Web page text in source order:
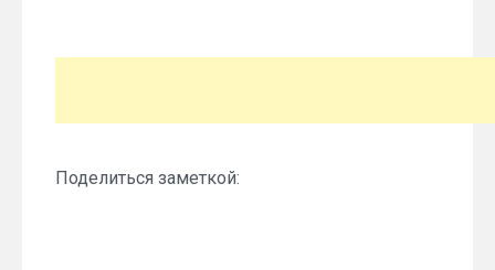
Поделиться заметкой: